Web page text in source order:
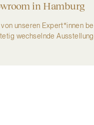
in Hamburg
unseren Expert*innen
wechselnde